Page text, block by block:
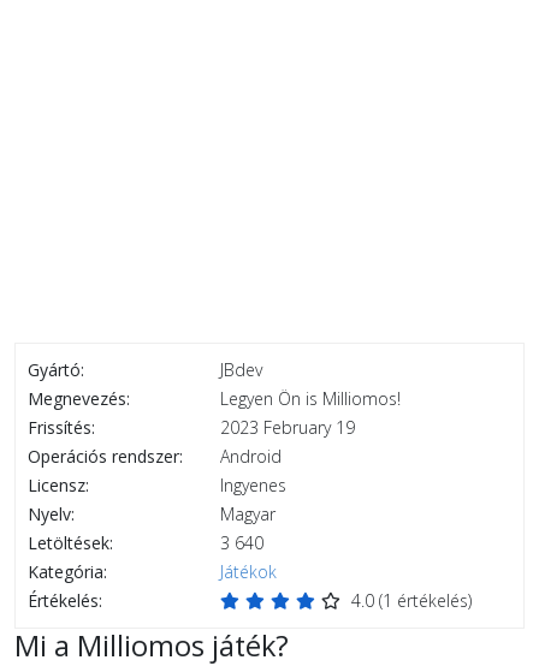
Gyártó:
JBdev
Megnevezés:
Legyen Ön is Milliomos!
Frissítés:
2023 February 19
Operációs rendszer:
Android
Licensz:
Ingyenes
Nyelv:
Magyar
Letöltések:
3 640
Kategória:
Játékok
Értékelés:
4.0 (1 értékelés)
Mi a Milliomos játék?